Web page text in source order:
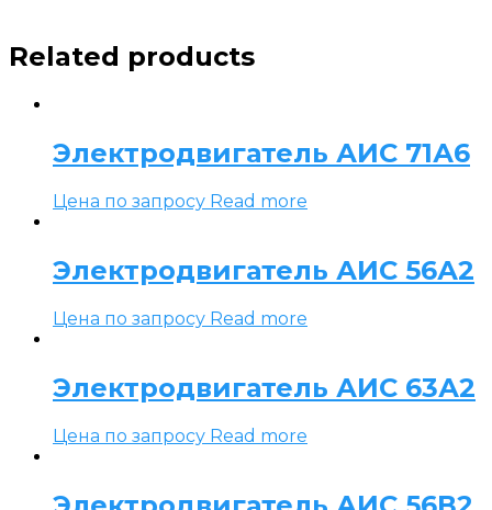
Related products
Электродвигатель АИС 71А6
Цена по запросу Read more
Электродвигатель АИС 56А2
Цена по запросу Read more
Электродвигатель АИС 63А2
Цена по запросу Read more